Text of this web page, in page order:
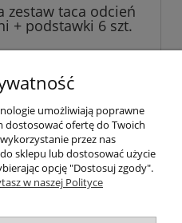
zestaw taca odcień
+ podstawki 6 szt.
śr. 20 cm,
5 ... 20 »
umożliwiają poprawne
dostosować ofertę do Twoich
przez nas
sklepu lub dostosować użycie
opcję "Dostosuj zgody".
w naszej Polityce